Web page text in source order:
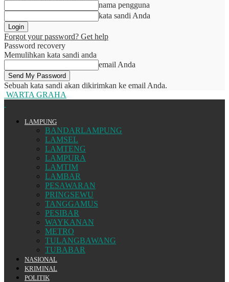
nama pengguna
kata sandi Anda
Forgot your password? Get help
Password recovery
Memulihkan kata sandi anda
email Anda
Sebuah kata sandi akan dikirimkan ke email Anda.
WARTA GRAHA
LAMPUNG
BANDARLAMPUNG
LAMSEL
LAMTENG
LAMPURA
LAMTIM
LAMBAR
PESAWARAN
PRINGSEWU
TANGGAMUS
PESIBAR
WAYKANAN
METRO
TULANGBAWANG
TUBABAR
NASIONAL
KRIMINAL
POLITIK